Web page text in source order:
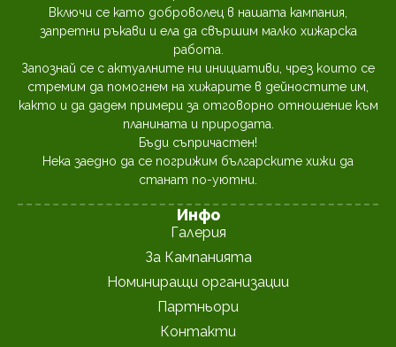
Включи се като доброволец в нашата кампания,
запретни ръкави и ела да свършим малко хижарска
работа.
Запознай се с актуалните ни инициативи, чрез които се
стремим да помогнем на хижарите в дейностите им,
както и да дадем примери за отговорно отношение към
планината и природата.
Бъди съпричастен!
Нека заедно да се погрижим българските хижи да
станат по-уютни.
Инфо
Галерия
За Кампанията
Номиниращи организации
Партньори
Контакти